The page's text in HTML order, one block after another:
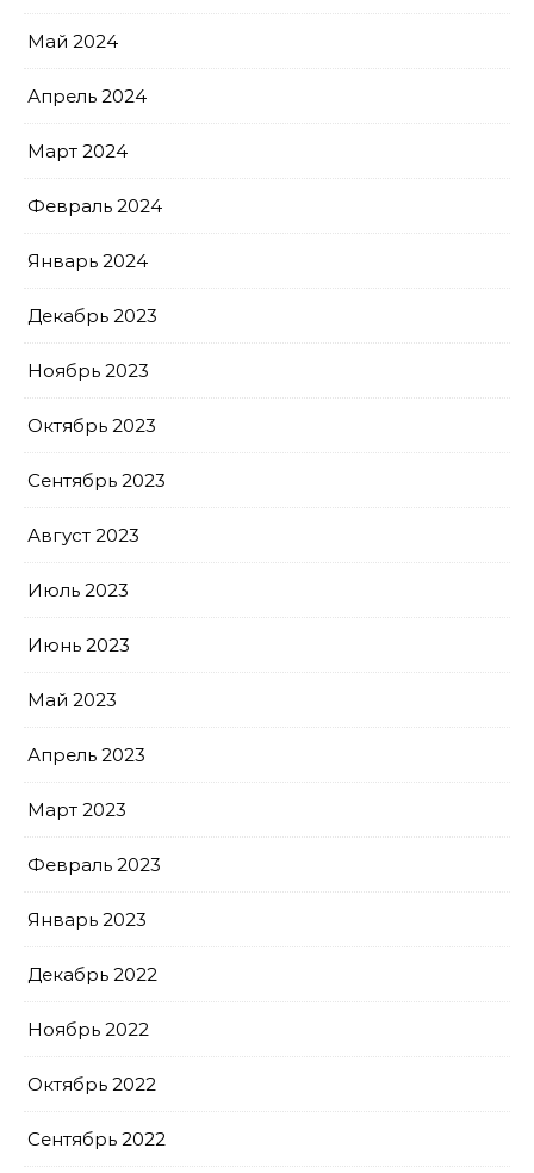
Май 2024
Апрель 2024
Март 2024
Февраль 2024
Январь 2024
Декабрь 2023
Ноябрь 2023
Октябрь 2023
Сентябрь 2023
Август 2023
Июль 2023
Июнь 2023
Май 2023
Апрель 2023
Март 2023
Февраль 2023
Январь 2023
Декабрь 2022
Ноябрь 2022
Октябрь 2022
Сентябрь 2022